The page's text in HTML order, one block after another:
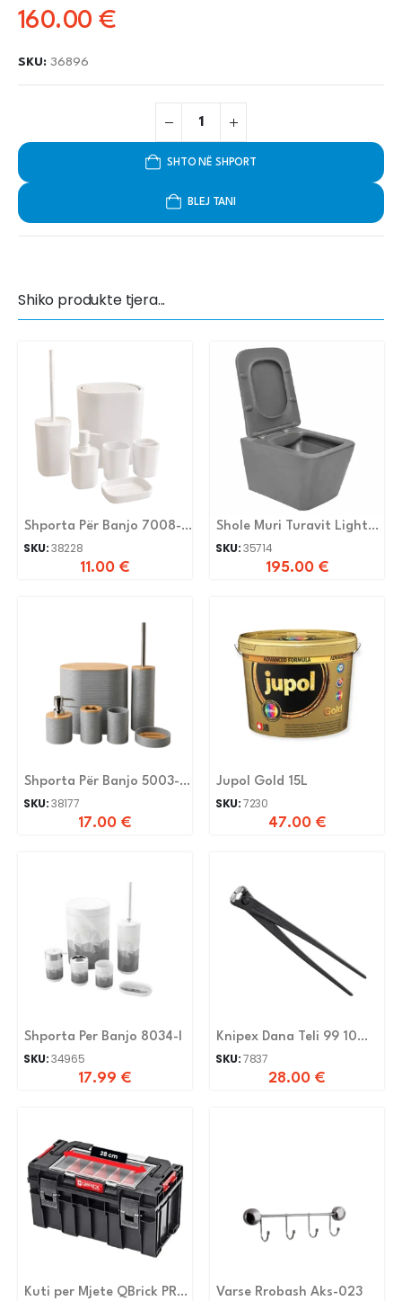
160.00 €
SKU: 36896
SHTO NË SHPORT
BLEJ TANI
Shiko produkte tjera...
Shporta Për Banjo 7008-
6-White
SKU:38228
11.00 €
Shole Muri Turavit Light
Grey Katrore
SKU:35714
195.00 €
Shporta Për Banjo 5003-
6-Gray
SKU:38177
17.00 €
Jupol Gold 15L
SKU:7230
47.00 €
Shporta Per Banjo 8034-l
SKU:34965
17.99 €
Knipex Dana Teli 99 10
300
SKU:7837
28.00 €
Kuti per Mjete QBrick PRO
Varse Rrobash Aks-023